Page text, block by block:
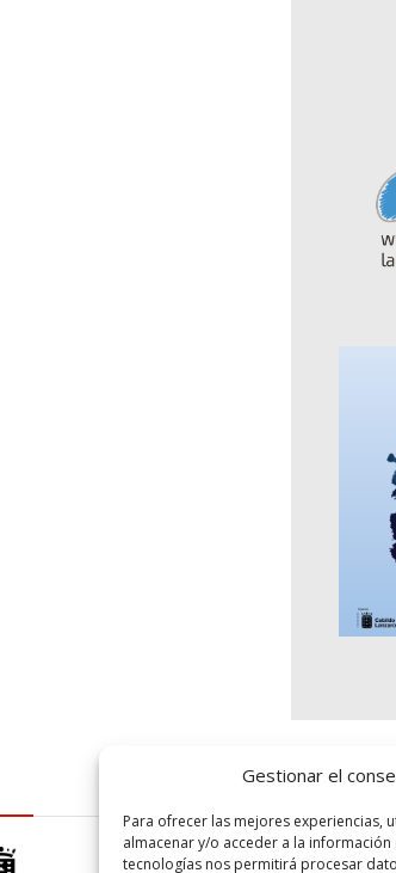
Gestionar el
Para ofrecer las mejores experiencias,
almacenar y/o acceder a la
tecnologías nos permitirá procesar
logo